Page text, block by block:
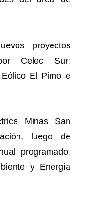
proyectos
Celec Sur:
Eólico El Pimo e
Minas San
luego de
programado,
y Energía